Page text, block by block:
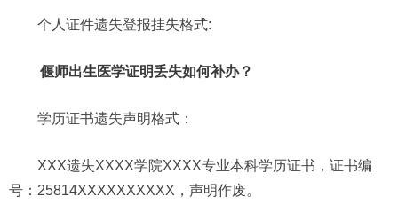
个人证件遗失登报挂失格式:
偃师出生医学证明丢失如何补办？
学历证书遗失声明格式：
XXX遗失XXXX学院XXXX专业本科学历证书，证书编
号：25814XXXXXXXXXX，声明作废。